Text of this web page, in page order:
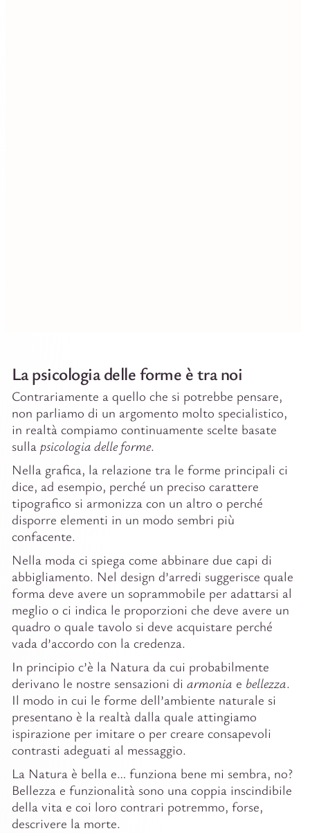
La psicologia delle forme è tra noi
Contrariamente a quello che si potrebbe pensare,
non parliamo di un argomento molto specialistico,
in realtà compiamo continuamente scelte basate
sulla psicologia delle forme.
Nella grafica, la relazione tra le forme principali ci
dice, ad esempio, perché un preciso carattere
tipografico si armonizza con un altro o perché
disporre elementi in un modo sembri più
confacente.
Nella moda ci spiega come abbinare due capi di
abbigliamento. Nel design d’arredi suggerisce quale
forma deve avere un soprammobile per adattarsi al
meglio o ci indica le proporzioni che deve avere un
quadro o quale tavolo si deve acquistare perché
vada d’accordo con la credenza.
In principio c’è la Natura da cui probabilmente
derivano le nostre sensazioni di armonia e bellezza.
Il modo in cui le forme dell’ambiente naturale si
presentano è la realtà dalla quale attingiamo
ispirazione per imitare o per creare consapevoli
contrasti adeguati al messaggio.
La Natura è bella e… funziona bene mi sembra, no?
Bellezza e funzionalità sono una coppia inscindibile
della vita e coi loro contrari potremmo, forse,
descrivere la morte.